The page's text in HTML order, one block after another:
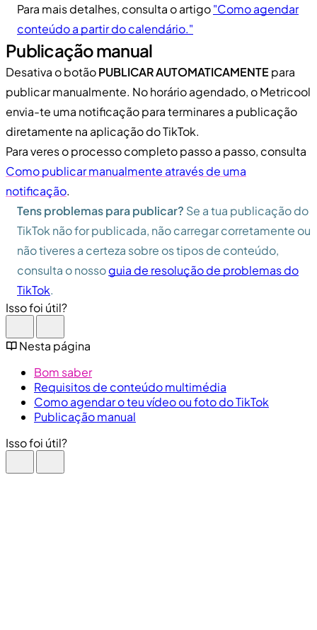
Para mais detalhes, consulta o artigo"Como agendar
conteúdo a partir do calendário."
Publicação manual
Desativa o botãoPUBLICAR AUTOMATICAMENTE para
publicar manualmente. No horário agendado, o Metricool
envia-te uma notificação para terminares a publicação
diretamente na aplicação do TikTok.
Para veres o processo completo passo a passo, consulta
Como publicar manualmente através de uma
notificação.
Tens problemas para publicar? Se a tua publicação do
TikTok não for publicada, não carregar corretamente ou
não tiveres a certeza sobre os tipos de conteúdo,
consulta o nossoguia de resolução de problemas do
TikTok.
Isso foi útil?
Nesta página
Bom saber
Requisitos de conteúdo multimédia
Como agendar o teu vídeo ou foto do TikTok
Publicação manual
Isso foi útil?